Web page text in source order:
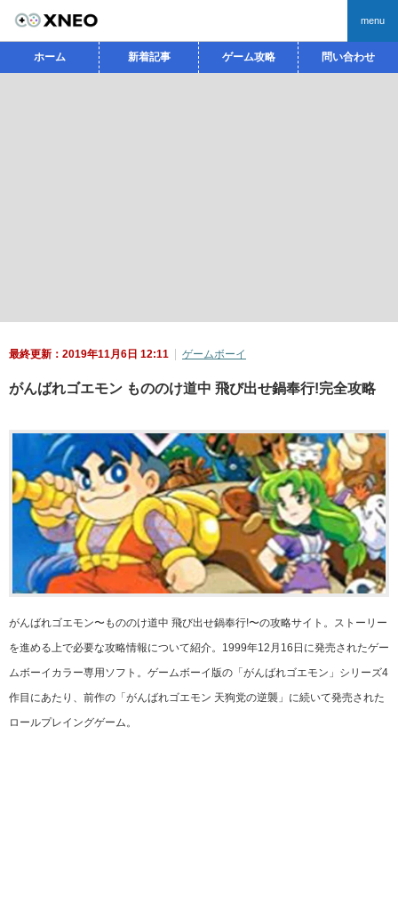
menu
ホーム 新着記事 ゲーム攻略 問い合わせ
最終更新：2019年11月6日 12:11 ゲームボーイ
がんばれゴエモン もののけ道中 飛び出せ鍋奉行!完全攻略
がんばれゴエモン〜もののけ道中 飛び出せ鍋奉行!〜の攻略サイト。ストーリー
を進める上で必要な攻略情報について紹介。1999年12月16日に発売されたゲー
ムボーイカラー専用ソフト。ゲームボーイ版の「がんばれゴエモン」シリーズ4
作目にあたり、前作の「がんばれゴエモン 天狗党の逆襲」に続いて発売された
ロールプレイングゲーム。